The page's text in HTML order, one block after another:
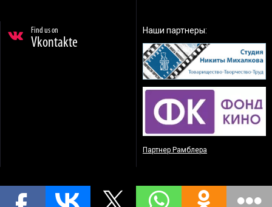
Find us on
Vkontakte
Наши партнеры:
Партнер Рамблера